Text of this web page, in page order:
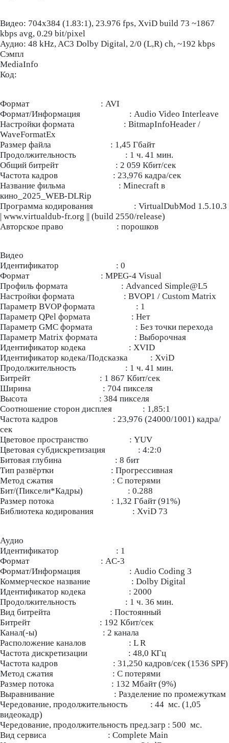
Видео: 704x384 (1.83:1), 23.976 fps, XviD build 73 ~1867
kbps avg, 0.29 bit/pixel
Аудио: 48 kHz, AC3 Dolby Digital, 2/0 (L,R) ch, ~192 kbps
Сэмпл
MediaInfo
Код:
Формат : AVI
Формат/Информация : Audio Video Interleave
Настройки формата : BitmapInfoHeader /
WaveFormatEx
Размер файла : 1,45 Гбайт
Продолжительность : 1 ч. 41 мин.
Общий битрейт : 2 059 Кбит/сек
Частота кадров : 23,976 кадра/сек
Название фильма : Minecraft в
кино_2025_WEB-DLRip
Программа кодирования : VirtualDubMod 1.5.10.3
| www.virtualdub-fr.org || (build 2550/release)
Авторское право : порошков
Видео
Идентификатор : 0
Формат : MPEG-4 Visual
Профиль формата : Advanced Simple@L5
Настройки формата : BVOP1 / Custom Matrix
Параметр BVOP формата : 1
Параметр QPel формата : Нет
Параметр GMC формата : Без точки перехода
Параметр Matrix формата : Выборочная
Идентификатор кодека : XVID
Идентификатор кодека/Подсказка : XviD
Продолжительность : 1 ч. 41 мин.
Битрейт : 1 867 Кбит/сек
Ширина : 704 пикселя
Высота : 384 пикселя
Соотношение сторон дисплея : 1,85:1
Частота кадров : 23,976 (24000/1001) кадра/
сек
Цветовое пространство : YUV
Цветовая субдискретизация : 4:2:0
Битовая глубина : 8 бит
Тип развёртки : Прогрессивная
Метод сжатия : С потерями
Бит/(Пиксели*Кадры) : 0.288
Размер потока : 1,32 Гбайт (91%)
Библиотека кодирования : XviD 73
Аудио
Идентификатор : 1
Формат : AC-3
Формат/Информация : Audio Coding 3
Коммерческое название : Dolby Digital
Идентификатор кодека : 2000
Продолжительность : 1 ч. 36 мин.
Вид битрейта : Постоянный
Битрейт : 192 Кбит/сек
Канал(-ы) : 2 канала
Расположение каналов : L R
Частота дискретизации : 48,0 КГц
Частота кадров : 31,250 кадров/сек (1536 SPF)
Метод сжатия : С потерями
Размер потока : 132 Мбайт (9%)
Выравнивание : Разделение по промежуткам
Чередование, продолжительность : 44 мс. (1,05
видеокадр)
Чередование, продолжительность пред.загр : 500 мс.
Вид сервиса : Complete Main